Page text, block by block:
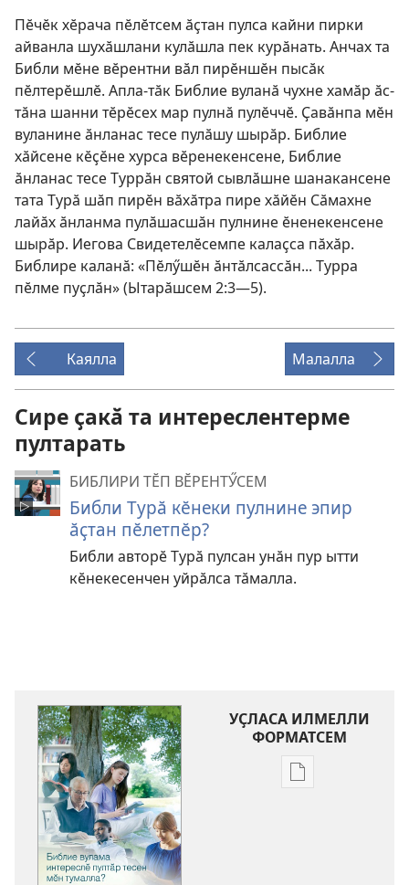
Пӗчӗк хӗрача пӗлӗтсем ӑҫтан пулса кайни пирки
айванла шухӑшлани кулӑшла пек курӑнать. Анчах та
Библи мӗне вӗрентни вӑл пирӗншӗн пысӑк
пӗлтерӗшлӗ. Апла-тӑк Библие вуланӑ чухне хамӑр ӑс-
тӑна шанни тӗрӗсех мар пулнӑ пулӗччӗ. Ҫавӑнпа мӗн
вуланине ӑнланас тесе пулӑшу шырӑр. Библие
хӑйсене кӗҫӗне хурса вӗренекенсене, Библие
ӑнланас тесе Туррӑн святой сывлӑшне шанакансене
тата Турӑ шӑп пирӗн вӑхӑтра пире хӑйӗн Сӑмахне
лайӑх ӑнланма пулӑшасшӑн пулнине ӗненекенсене
шырӑр. Иегова Свидетелӗсемпе калаҫса пӑхӑр.
Библире каланӑ: «Пӗлӳшӗн ӑнтӑлсассӑн... Турра
пӗлме пуҫлӑн» (Ытарӑшсем 2:3—5).
Каялла Малалла
Сире ҫакӑ та интереслентерме
пултарать
БИБЛИРИ ТӖП ВӖРЕНТӲСЕМ
Библи Турӑ кӗнеки пулнине эпир
ӑҫтан пӗлетпӗр?
Библи авторӗ Турӑ пулсан унӑн пур ытти
кӗнекесенчен уйрӑлса тӑмалла.
УҪЛАСА ИЛМЕЛЛИ
ФОРМАТСЕМ
Публикацине